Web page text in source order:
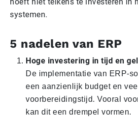
systemen.
5 nadelen van ERP
Hoge investering in tijd en
De implementatie van ERP-
een aanzienlijk budget en veel
voorbereidingstijd. Vooral
kan dit een drempel vormen.